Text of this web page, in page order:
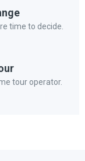
time to decide.
tour operator.